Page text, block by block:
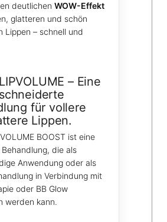
deutlichen WOW-Effekt
glatteren und schön
Lippen – schnell und
– Eine
für vollere
Lippen.
BOOST ist eine
die als
Anwendung oder als
in Verbindung mit
oder BB Glow
werden kann.